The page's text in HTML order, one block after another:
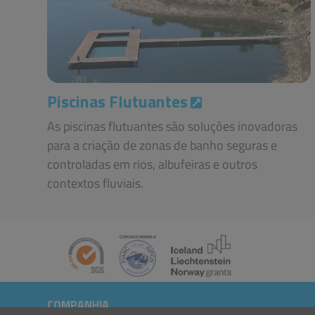
Piscinas Flutuantes
As piscinas flutuantes são soluções inovadoras
para a criação de zonas de banho seguras e
controladas em rios, albufeiras e outros
contextos fluviais.
COMPANHIA